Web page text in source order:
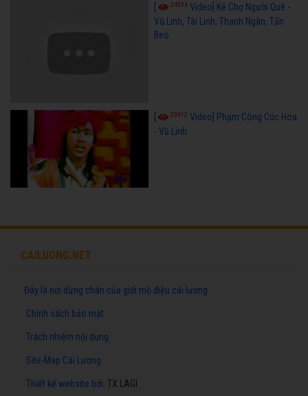
24594 Video] Kẻ Chợ Người Quê -
Vũ Linh, Tài Linh, Thanh Ngân, Tấn
Beo
23612 Video] Phạm Công Cúc Hoa
- Vũ Linh
CAILUONG.NET
Đây là nơi dừng chân của giới mộ điệu cải lương
Chính sách bảo mật
Trách nhiệm nội dung
Site-Map Cải Lương
Thiết kế website bởi: TX LAGI